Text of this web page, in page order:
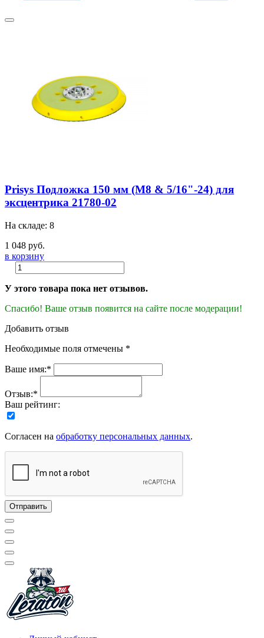
Prisys Подложка 150 мм (M8 & 5/16"-24) для
эксцентрика 21780-02
На складе: 8
1 048 руб.
в корзину
У этого товара пока нет отзывов.
Спасибо! Ваше отзыв появится на сайте после модерации!
Добавить отзыв
Необходимые поля отмечены *
Ваше имя:*
Отзыв:*
Ваш рейтинг:
Согласен на обработку персональных данных.